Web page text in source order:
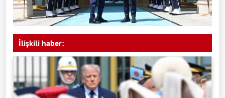
İlişkili haber: